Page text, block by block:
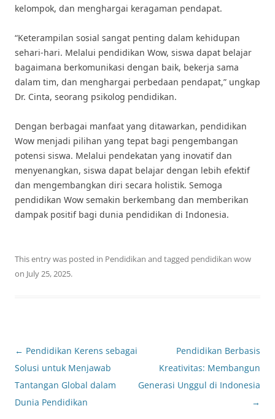
kelompok, dan menghargai keragaman pendapat.
“Keterampilan sosial sangat penting dalam kehidupan
sehari-hari. Melalui pendidikan Wow, siswa dapat belajar
bagaimana berkomunikasi dengan baik, bekerja sama
dalam tim, dan menghargai perbedaan pendapat,” ungkap
Dr. Cinta, seorang psikolog pendidikan.
Dengan berbagai manfaat yang ditawarkan, pendidikan
Wow menjadi pilihan yang tepat bagi pengembangan
potensi siswa. Melalui pendekatan yang inovatif dan
menyenangkan, siswa dapat belajar dengan lebih efektif
dan mengembangkan diri secara holistik. Semoga
pendidikan Wow semakin berkembang dan memberikan
dampak positif bagi dunia pendidikan di Indonesia.
This entry was posted in Pendidikan and tagged pendidikan wow
on July 25, 2025.
Post
navigation
← Pendidikan Kerens sebagai
Solusi untuk Menjawab
Tantangan Global dalam
Dunia Pendidikan
Pendidikan Berbasis
Kreativitas: Membangun
Generasi Unggul di Indonesia
→